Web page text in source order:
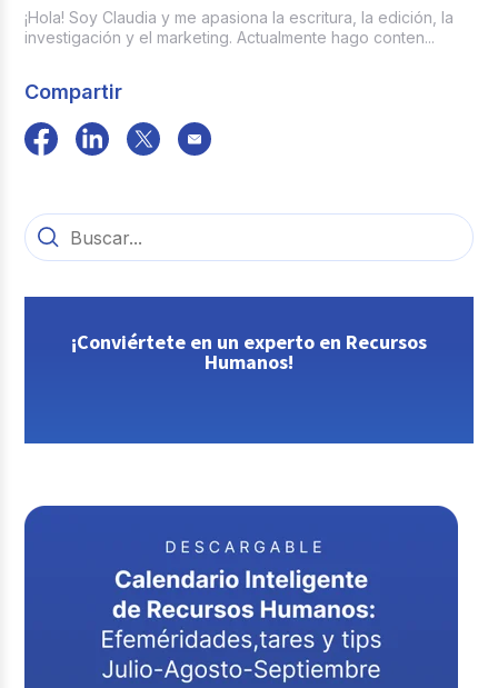
¡Hola! Soy Claudia y me apasiona la escritura, la edición, la
investigación y el marketing. Actualmente hago conten...
Compartir
¡Conviértete en un experto en Recursos
Humanos!